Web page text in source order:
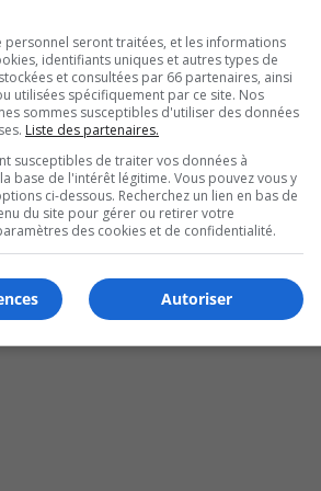
de sa fondation.
alias M. Bonbon.
00:00
personnel seront traitées, et les informations
identifiants uniques et autres types de
et consultées par 66 partenaires, ainsi
utilisées spécifiquement par ce site. Nos
sommes susceptibles d'utiliser des données
Liste des partenaires.
susceptibles de traiter vos données à
base de l'intérêt légitime. Vous pouvez vous y
ci-dessous. Recherchez un lien en bas de
du site pour gérer ou retirer votre
des cookies et de confidentialité.
Autoriser